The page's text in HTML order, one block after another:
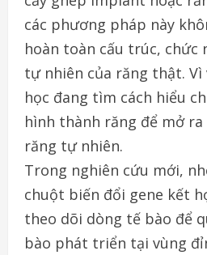
các phương pháp này
hoàn toàn cấu trúc, chức
tự nhiên của răng thật. Vì
học đang tìm cách hiểu
hình thành răng để mở
răng tự nhiên.
Trong nghiên cứu mới,
chuột biến đổi gene kết
theo dõi dòng tế bào để
bào phát triển tại vùng